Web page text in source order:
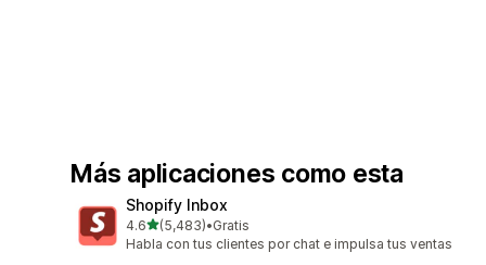
Más aplicaciones como esta
Shopify Inbox
4.6de 5 estrellas
(5,483)
5483 reseñas en total
•Gratis
Habla con tus clientes por chat e impulsa tus ventas